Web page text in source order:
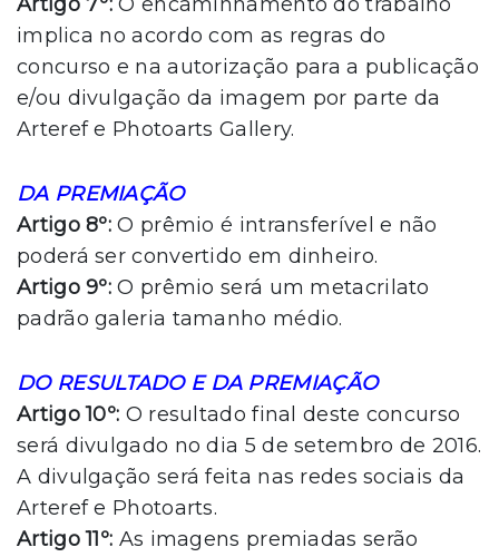
implica no acordo com as regras do
concurso e na autorização para a publicação
e/ou divulgação da imagem por parte da
Arteref e Photoarts Gallery.
DA PREMIAÇÃO
Artigo 8º: O prêmio é intransferível e não
poderá ser convertido em dinheiro.
Artigo 9º: O prêmio será um metacrilato
padrão galeria tamanho médio.
DO RESULTADO E DA PREMIAÇÃO
Artigo 10º: O resultado final deste concurso
será divulgado no dia 5 de setembro de 2016.
A divulgação será feita nas redes sociais da
Arteref e Photoarts.
Artigo 11º: As imagens premiadas serão